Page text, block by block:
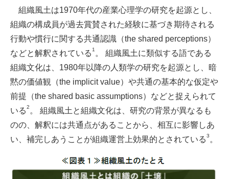
組織風土は1970年代の産業心理学の研究を起源とし、
組織の構成員が過去賞賛された経験に基づき期待される
行動や慣行に関する共通認識（the shared perceptions）
などと解釈されている 1 。 組織風土に類似する語である
組織文化は、1980年以降の人類学の研究を起源とし、暗
黙の価値観（the implicit value）や共通の基本的な仮定や
前提（the shared basic assumptions）などと捉えられて
いる2 。 組織風土と組織文化は、研究の背景が異なるも
のの、解釈には共通点があることから、相互に影響しあ
い、補完しあうことが組織運営上効果的とされている3 。